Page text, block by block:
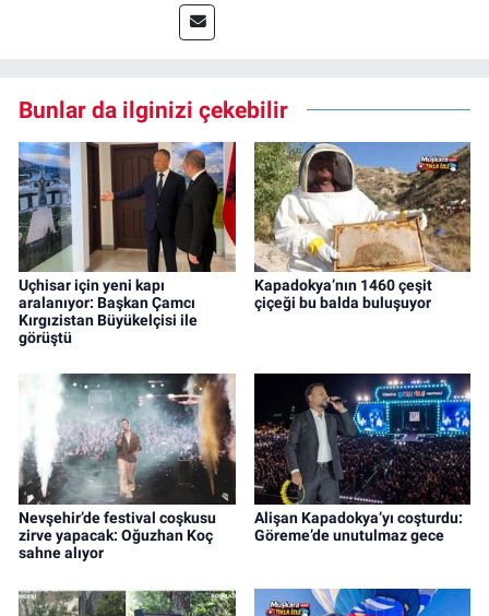
Bunlar da ilginizi çekebilir
Uçhisar için yeni kapı
aralanıyor: Başkan Çamcı
Kırgızistan Büyükelçisi ile
görüştü
Kapadokya’nın 1460 çeşit
çiçeği bu balda buluşuyor
Nevşehir’de festival coşkusu
zirve yapacak: Oğuzhan Koç
sahne alıyor
Alişan Kapadokya’yı coşturdu:
Göreme’de unutulmaz gece